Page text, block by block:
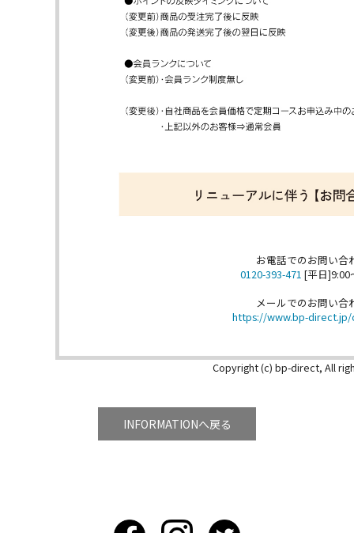
お電話でのお問い合
0120-393-471 [平日]9:00
メールでのお問い合
https://www.bp-
Copyright (c) bp-direct, All
INFORMATIONへ戻る